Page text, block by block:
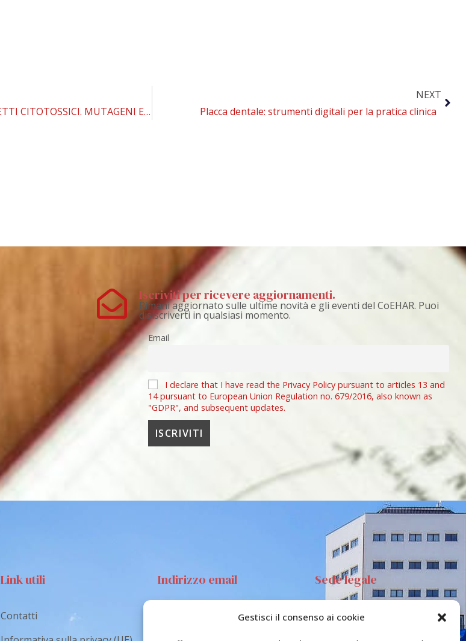
Gestisci il consenso ai cookie
NUOVO STUDIO REPLICA: EFFETTI CITOTOSSICI. MUTAGENI E GENOTOSSICI DELL’AEROSOL DELLE SIGARETTE ELETTRONICHE LIEVI, SE NON NULLI
NEXT
Placca dentale: strumenti digitali per la pratica clinica
Iscriviti per ricevere aggiornamenti.
Rimani aggiornato sulle ultime novità e gli eventi del CoEHAR. Puoi
disiscriverti in qualsiasi momento.
Email
I declare that I have read the Privacy Policy pursuant to articles 13 and
14 pursuant to European Union Regulation no. 679/2016, also known as
"GDPR", and subsequent updates.
Link utili
Contatti
Indirizzo email
Via Santa Sofia 89, 95123
Sede legale
Via S.Sofia, 78 – 95123